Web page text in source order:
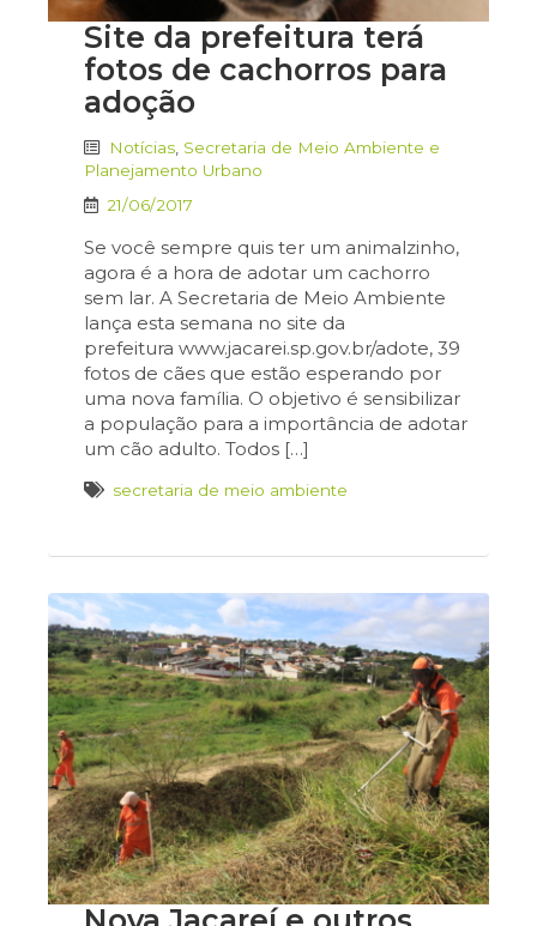
Site da prefeitura terá
fotos de cachorros para
adoção
Notícias Secretaria de Meio Ambiente e
Planejamento Urbano
21/06/2017
Se você sempre quis ter um animalzinho,
agora é a hora de adotar um cachorro
sem lar. A Secretaria de Meio Ambiente
lança esta semana no site da
prefeitura www.jacarei.sp.gov.br/adote, 39
fotos de cães que estão esperando por
uma nova família. O objetivo é sensibilizar
a população para a importância de adotar
um cão adulto. Todos […]
secretaria de meio ambiente